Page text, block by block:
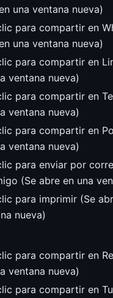
una ventana nueva)
para compartir en
una ventana nueva)
para compartir en
ventana nueva)
para compartir en
ventana nueva)
para compartir en
ventana nueva)
para enviar por
(Se abre en una
para imprimir (Se
nueva)
para compartir en
ventana nueva)
para compartir en